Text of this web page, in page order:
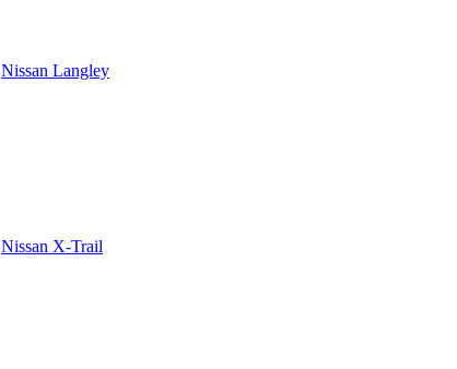
Nissan Langley
Nissan X-Trail